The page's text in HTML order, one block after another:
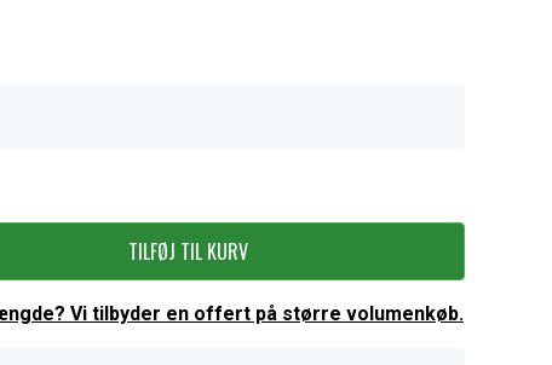
TILFØJ TIL KURV
Vi tilbyder en offert på større volumenkøb.